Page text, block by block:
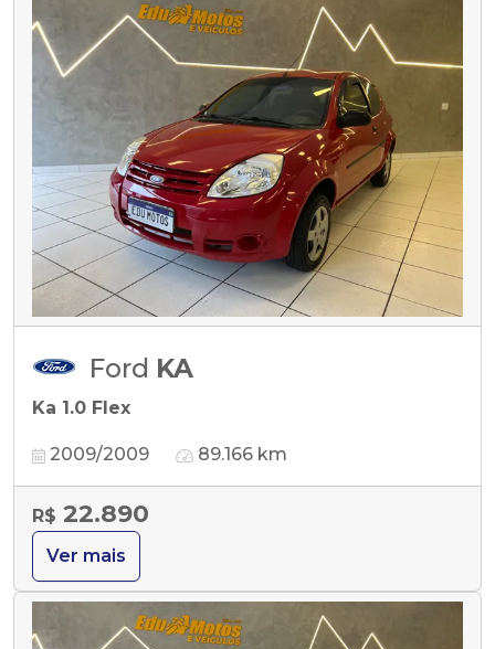
Ford KA
Ka 1.0 Flex
2009/2009 89.166 km
R$ 22.890
Ver mais